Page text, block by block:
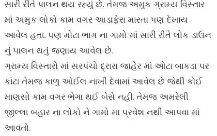
સારી રીતે પાલન થય રહ્યું છે. તેમજ અમુક ગ્રામ્ય વિસ્તાર
માં અમુક લોકો કામ વગર આડાફેરા મારતા પણ દેખાય
આવેલ હતા. પણ મોટા ભાગ ના ગામો માં સારી રીતે લોક ડાઉન
નું પાલન થતું જણાય આવેલ છે.
ગ્રામ્ય વિસ્તારો માં સરપંચો દ્રારા જાહેર માં ઓટા બાકડા પર
કાંટા તેમજ કાળુ ઓઈલ નાખી દેવામાં આવેલ છે જેથી કોઈ
માણસો કામ વગર ભેગા થઈ બેસે નહી. તેમજ અમરેલી
જીલ્લા બહાર ના લોકો ને ગામો મા પ્રવેશ નથી આપવા માં
આવતો.